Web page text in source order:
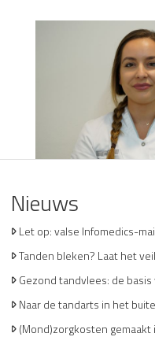
Nieuws
Let op: valse Infomedics-
Tanden bleken? Laat het
Gezond tandvlees: de
Naar de tandarts in het
(Mond)zorgkosten